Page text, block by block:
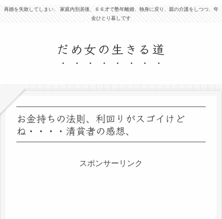
再婚を失敗してしまい、 家庭内別居後、６６才で塾年離婚、独身に戻り、親の介護をしつつ、年
金ひとり暮しです
だめ女の生きる道
お金持ちの法則、利回りがスゴイけど
ね・・・・清貧者の感想、
スポンサーリンク